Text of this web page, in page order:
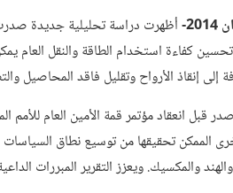
أظهرت دراسة تحليلية جديدة
كفاءة استخدام الطاقة والنقل العام
قبل انعقاد مؤتمر قمة الأمين العام
الممكن تحقيقها من توسيع نطاق السياسات
والمكسيك. ويعزز التقرير المبررات